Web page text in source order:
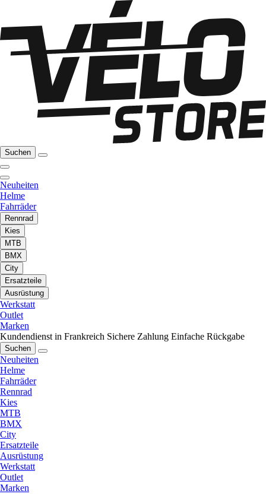
Suchen
Neuheiten
Helme
Fahrräder
Rennrad
Kies
MTB
BMX
City
Ersatzteile
Ausrüstung
Werkstatt
Outlet
Marken
Kundendienst in Frankreich Sichere Zahlung Einfache Rückgabe
Suchen
Neuheiten
Helme
Fahrräder
Rennrad
Kies
MTB
BMX
City
Ersatzteile
Ausrüstung
Werkstatt
Outlet
Marken